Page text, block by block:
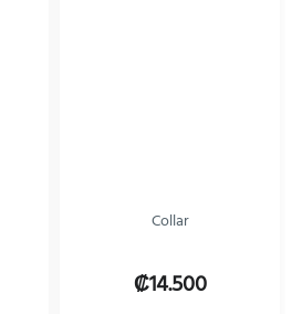
Collar
₡14.500